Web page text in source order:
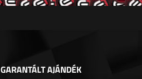
GARANTÁLT AJÁNDÉK